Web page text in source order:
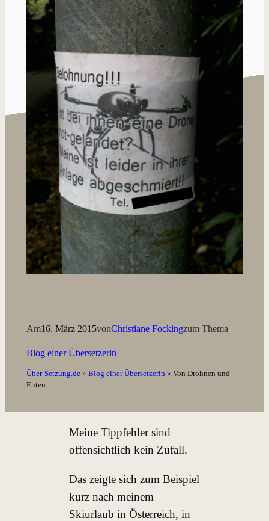
Am16. März 2015vonChristiane Fockingzum Thema
Blog einer Übersetzerin
Über-Setzung.de» Blog einer Übersetzerin » Von Drohnen und
Enten
Meine Tippfehler sind
offensichtlich kein Zufall.
Das zeigte sich zum Beispiel
kurz nach meinem
Skiurlaub in Österreich, in